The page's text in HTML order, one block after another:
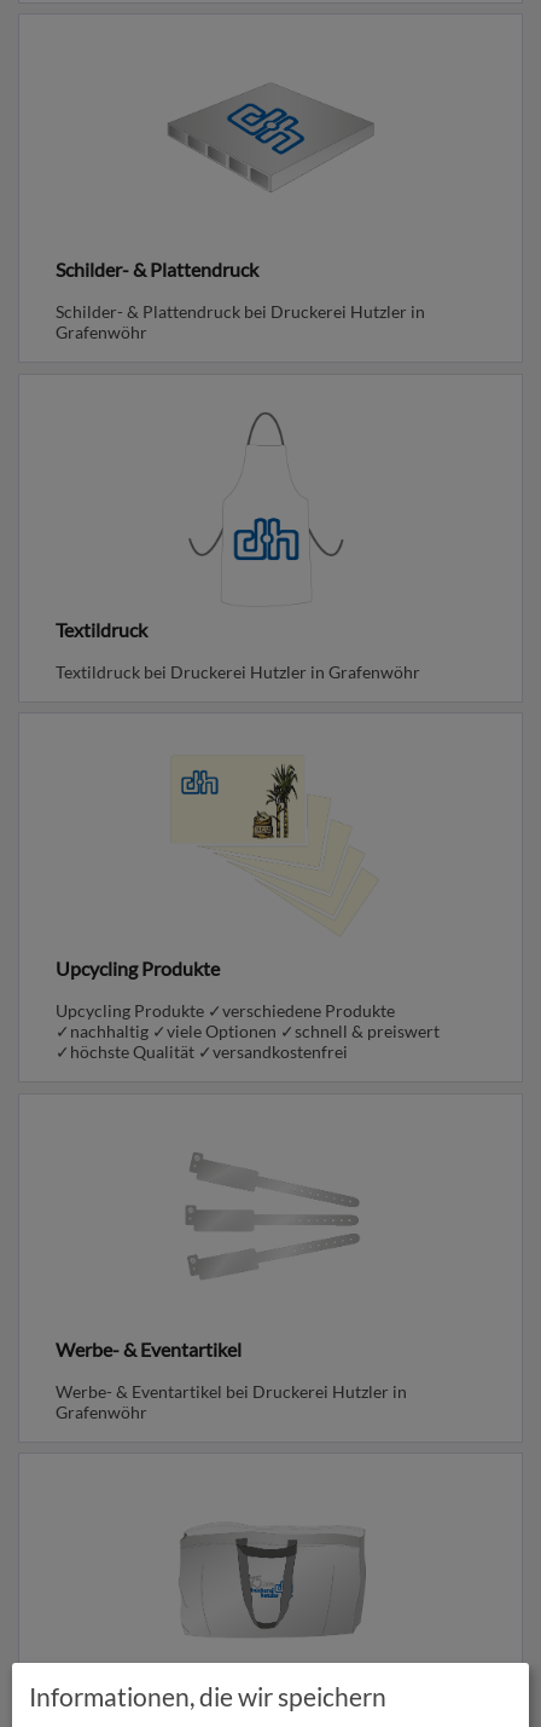
Schilder- & Plattendruck
Schilder- & Plattendruck bei Druckerei Hutzler in
Grafenwöhr
Textildruck
Textildruck bei Druckerei Hutzler in Grafenwöhr
Upcycling Produkte
Upcycling Produkte ✓verschiedene Produkte
✓nachhaltig ✓viele Optionen ✓schnell & preiswert
✓höchste Qualität ✓versandkostenfrei
Werbe- & Eventartikel
Werbe- & Eventartikel bei Druckerei Hutzler in
Grafenwöhr
Sonderproduktionen
Informationen, die wir speichern